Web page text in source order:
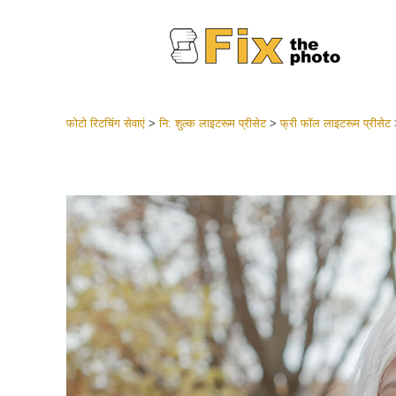
शादी की
बेस्ट डील
मोबाइल
फोटो रिटचिंग सेवाएं>नि: शुल्क लाइटरूम प्रीसेट>फ्री फॉल लाइटरूम प्रीसेट